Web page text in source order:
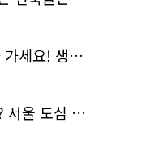
더울 땐 잠시 쉬었다 가세요! 생수 냉장고부터 해피소·무더위쉼터까지
여름방학 어디 갈까? 서울 도심 무료 실내 여행 코스 추천